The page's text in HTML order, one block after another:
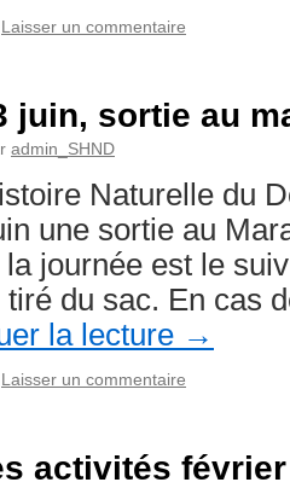
Laisser un commentaire
juin, sortie au
admin_SHND
Naturelle du
une sortie au
journée est le
tiré du sac. En cas
la lecture →
Laisser un commentaire
activités